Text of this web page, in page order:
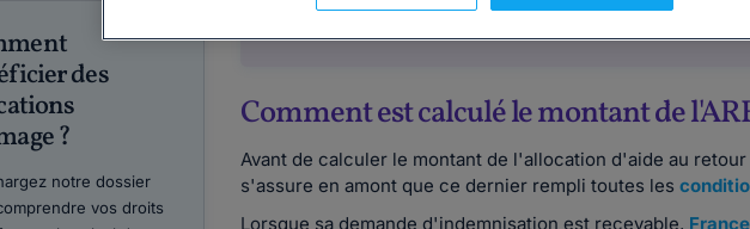
des
?
notre dossier
vos droits
journaliers actuels de l'allocation
Comment est calculé le montant de
Avant de calculer le montant de l'allocation d'aide au
s'assure en amont que ce dernier rempli toutes les
Lorsque sa demande d'indemnisation est recevable,